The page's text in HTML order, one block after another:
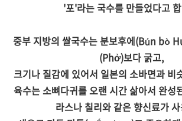
'포'라는 국수를 만들었다고
중부 지방의 쌀국수는 분보후에(Bún bò
(Phở)보다 굵고,
크기나 질감에 있어서 일본의 소바면과 비
육수는 소뼈다귀를 오랜 시간 삶아서 완성
라스나 칠리와 같은 향신료가